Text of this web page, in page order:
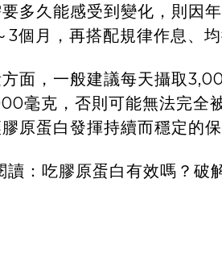
多久能感受到變化，則因
3個月，再搭配規律作息、
面，一般建議每天攝取
毫克，否則可能無法完全
原蛋白發揮持續而穩定的保
： 吃膠原蛋白有效嗎？破